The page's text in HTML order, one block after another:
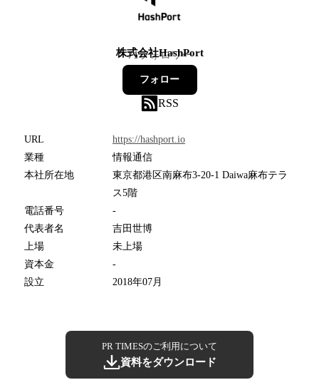
株式会社HashPort
71フォロワー
フォロー
RSS
URL
https://hashport.io
業種
情報通信
本社所在地
東京都港区南麻布3-20-1 Daiwa麻布テラ
ス5階
電話番号
-
代表者名
吉田世博
上場
未上場
資本金
-
設立
2018年07月
PR TIMESのご利用について
資料をダウンロード